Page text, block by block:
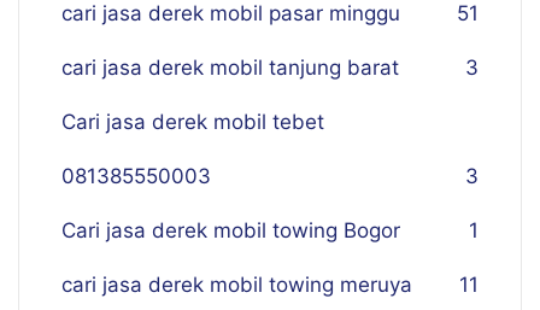
cari jasa derek mobil pasar minggu 51
cari jasa derek mobil tanjung barat 3
Cari jasa derek mobil tebet
081385550003 3
Cari jasa derek mobil towing Bogor 1
cari jasa derek mobil towing meruya 11